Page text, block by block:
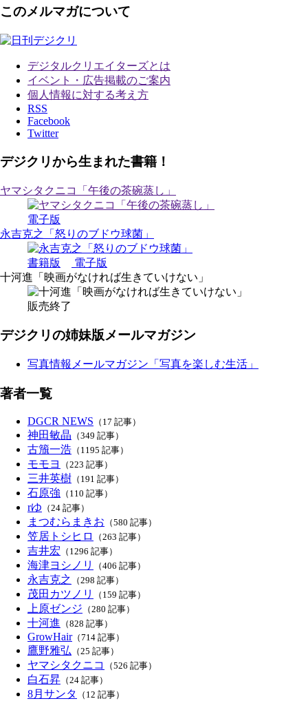
このメルマガについて
デジタルクリエイターズとは
イベント・広告掲載のご案内
個人情報に対する考え方
RSS
Facebook
Twitter
デジクリから生まれた書籍！
ヤマシタクニコ「午後の茶碗蒸し」
電子版
永吉克之「怒りのブドウ球菌」
書籍版
電子版
十河進「映画がなければ生きていけない」
販売終了
デジクリの姉妹版メールマガジン
写真情報メールマガジン「写真を楽しむ生活」
著者一覧
DGCR NEWS （17 記事）
神田敏晶 （349 記事）
古籏一浩 （1195 記事）
モモヨ （223 記事）
三井英樹 （191 記事）
石原強 （110 記事）
rゆ （24 記事）
まつむらまきお （580 記事）
笠居トシヒロ （263 記事）
吉井宏 （1296 記事）
海津ヨシノリ （406 記事）
永吉克之 （298 記事）
茂田カツノリ （159 記事）
上原ゼンジ （280 記事）
十河進 （828 記事）
GrowHair（714 記事）
鷹野雅弘 （25 記事）
ヤマシタクニコ （526 記事）
白石昇 （24 記事）
8月サンタ （12 記事）